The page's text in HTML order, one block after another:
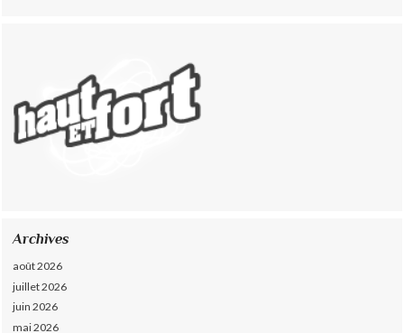
Archives
août 2026
juillet 2026
juin 2026
mai 2026